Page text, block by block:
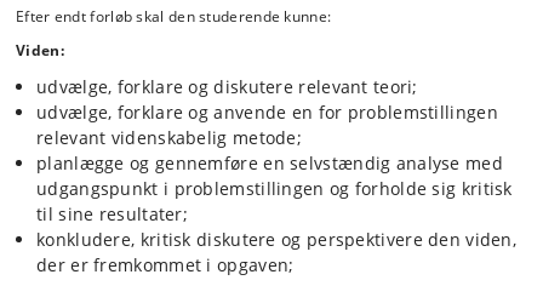
Pensum: Min. antal sider aftales individuelt med vejleder.
Efter endt forløb skal den studerende kunne:
Viden:
udvælge, forklare og diskutere relevant teori;
udvælge, forklare og anvende en for problemstillingen
relevant videnskabelig metode;
planlægge og gennemføre en selvstændig analyse med
udgangspunkt i problemstillingen og forholde sig kritisk
til sine resultater;
konkludere, kritisk diskutere og perspektivere den viden,
der er fremkommet i opgaven;